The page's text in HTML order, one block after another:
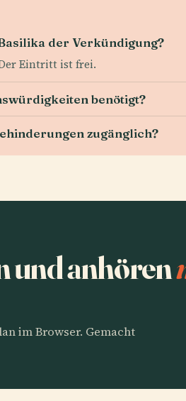
der Verkündigung?
Eintritt ist frei.
benötigt?
zugänglich?
und anhören
im Browser. Gemacht